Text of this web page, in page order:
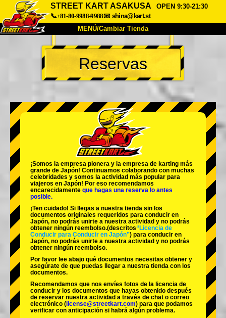
STREET KART ASAKUSA
OPEN 9:30-21:30
📞+81-80-9988-9988📧 shina@kart.st
MENÚ/Cambiar Tienda
INICIO
Acerca de Especificaciones Precios
Preguntas Frecuentes
Empresa Reservas
Cambiar Tienda
Tokyo Shinagawa Tokyo Akihabara#1
Tokyo Akihabara#2
Tokyo Shibuya Annex Tokyo Bay
Tokyo Asakusa
Reservas
¡Somos la empresa pionera y la empresa de karting más
grande de Japón! Continuamos colaborando con muchas
celebridades y somos la actividad más popular para
viajeros en Japón! Por eso recomendamos
encarecidamente que hagas una reserva lo antes
posible.
¡Ten cuidado! Si llegas a nuestra tienda sin los
documentos originales requeridos para conducir en
Japón, no podrás unirte a nuestra actividad y no podrás
obtener ningún reembolso.(descritos“Licencia de
Conducir para Conducir en Japón”) para conducir en
Japón, no podrás unirte a nuestra actividad y no podrás
obtener ningún reembolso.
Por favor lee abajo qué documentos necesitas obtener y
asegúrate de que puedas llegar a nuestra tienda con los
documentos.
Recomendamos que nos envíes fotos de la licencia de
conducir y los documentos que hayas obtenido después
de reservar nuestra actividad a través de chat o correo
electrónico ( license@streetkart.com) para que podamos
verificar con anticipación si habrá algún problema.